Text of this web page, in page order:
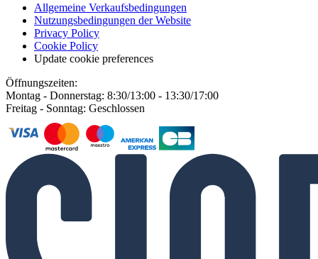
Allgemeine Verkaufsbedingungen
Nutzungsbedingungen der Website
Privacy Policy
Cookie Policy
Update cookie preferences
Öffnungszeiten:
Montag - Donnerstag: 8:30/13:00 - 13:30/17:00
Freitag - Sonntag: Geschlossen